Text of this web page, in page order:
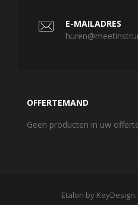
E-MAILADRES
OFFERTEMAND
Geen producten in uw
Etalon by